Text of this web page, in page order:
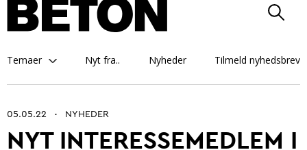
Temaer Nyt fra.. Nyheder Tilmeld nyhedsbrev
Betonarkitektur
05.05.22 • NYHEDER
NYT INTERESSEMEDLEM I